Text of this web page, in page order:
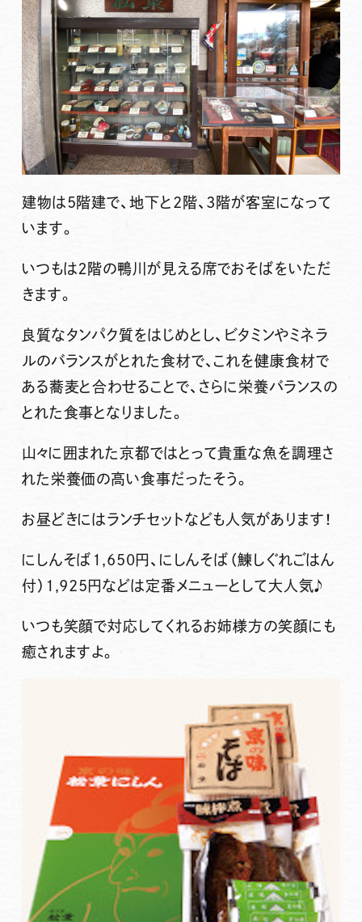
建物は5階建で、地下と2階、3階が客室になって
います。
いつもは２階の鴨川が見える席でおそばをいただ
きます。
良質なタンパク質をはじめとし、ビタミンやミネラ
ルのバランスがとれた食材で、これを健康食材で
ある蕎麦と合わせることで、さらに栄養バランスの
とれた食事となりました。
山々に囲まれた京都ではとって貴重な魚を調理さ
れた栄養価の高い食事だったそう。
お昼どきにはランチセットなども人気があります！
にしんそば1,650円、にしんそば（鰊しぐれごはん
付）1,925円などは定番メニューとして大人気♪
いつも笑顔で対応してくれるお姉様方の笑顔にも
癒されますよ。